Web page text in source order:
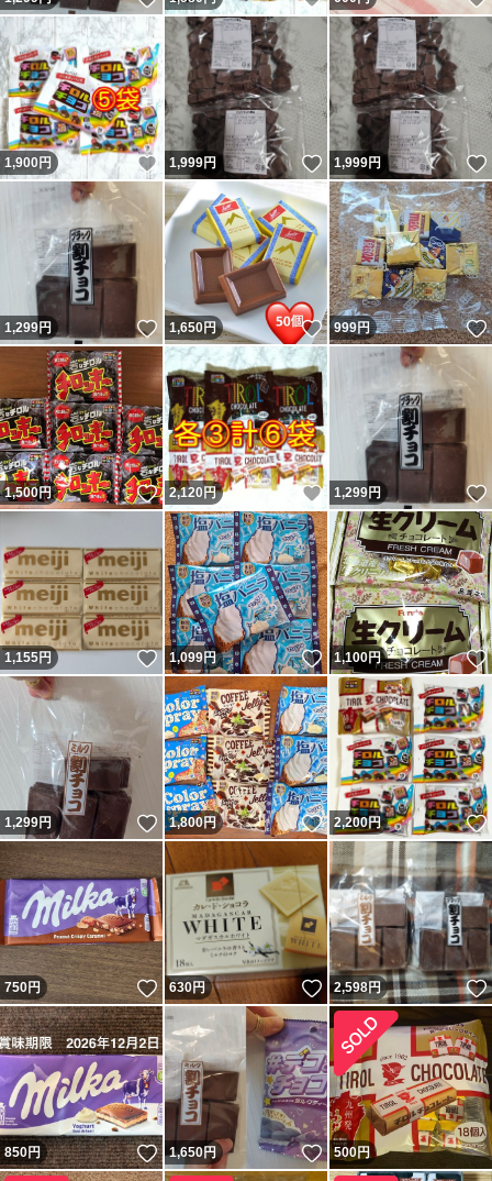
1,900円 いいね！
1,999円 いいね！
1,999円
1,299円 いいね！
1,650円 いいね！
999円
1,500円 いいね！
2,120 円 いいね！
1,299円
1,155円 いいね！
1,099円 いいね！
1,100円
1,299円 いいね！
1,800円 いいね！
2,200円
750円 いいね！
630円 いいね！
2,598円
850円 いいね！
1,650円 いいね！
500円